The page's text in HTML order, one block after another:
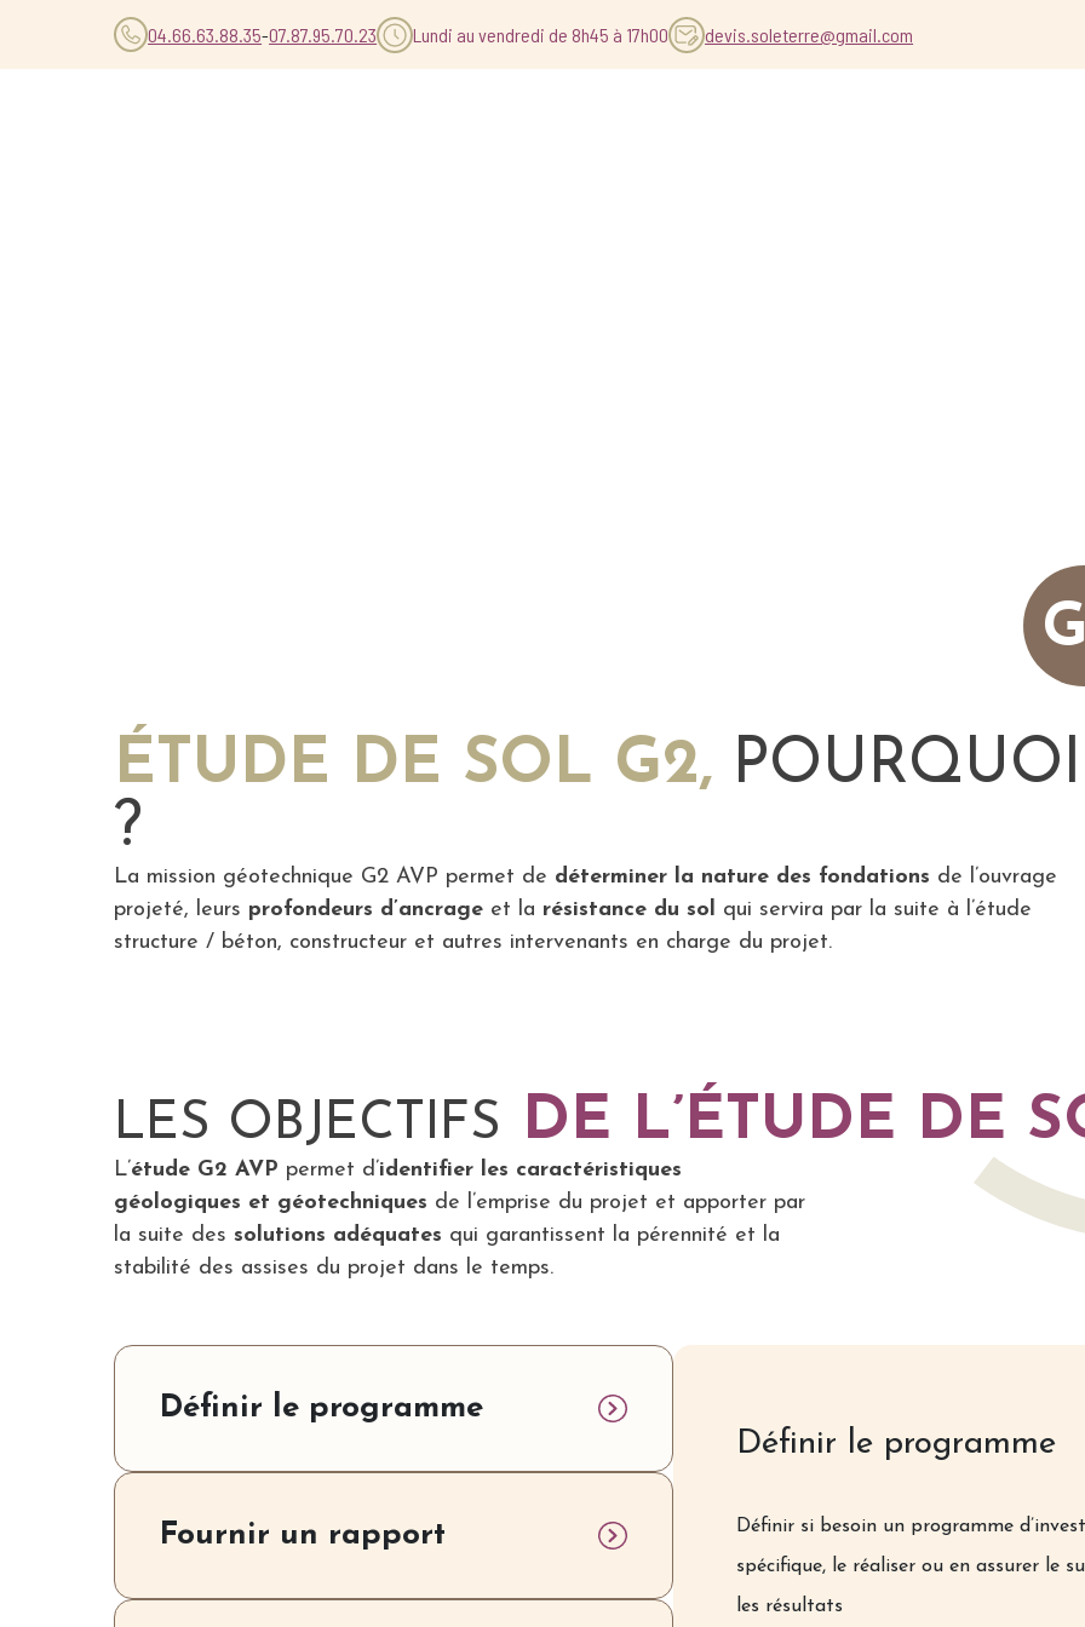
04.66.63.88.35-07.87.95.70.23 Lundi au vendredi de 8h45 à 17h00 devis.soleterre@gmail.com
ÉTUDE DE SOL G2, POURQUOI
?
La mission géotechnique G2 AVP permet de déterminer la nature des fondations de l’ouvrage
projeté, leurs profondeurs d’ancrage et la résistance du sol qui servira par la suite à l’étude
structure / béton, constructeur et autres intervenants en charge du projet.
LES OBJECTIFS DE L’ÉTUDE DE
L’étude G2 AVP permet d’identifier les caractéristiques
géologiques et géotechniques de l’emprise du projet et apporter par
la suite dessolutions adéquates qui garantissent la pérennité et la
stabilité des assises du projet dans le temps.
Définir le programme
Fournir un rapport
Définir le programme
Définir si besoin un programme
spécifique, le réaliser ou en assurer le
les résultats